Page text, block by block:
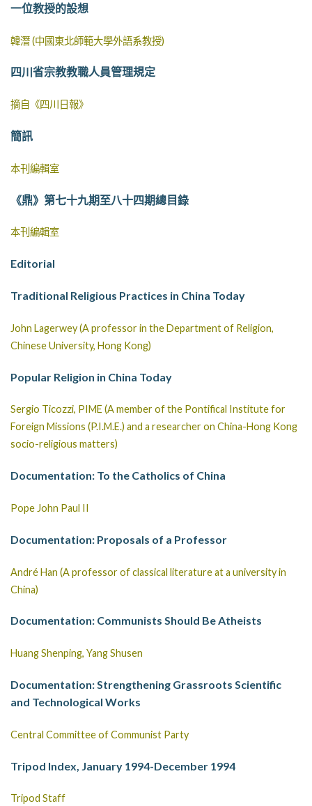
一位教授的設想
韓潛 (中國東北師範大學外語系教授)
四川省宗教教職人員管理規定
摘自《四川日報》
簡訊
本刊編輯室
《鼎》第七十九期至八十四期總目錄
本刊編輯室
Editorial
Traditional Religious Practices in China Today
John Lagerwey (A professor in the Department of Religion,
Chinese University, Hong Kong)
Popular Religion in China Today
Sergio Ticozzi, PIME (A member of the Pontifical Institute for
Foreign Missions (P.I.M.E.) and a researcher on China-Hong Kong
socio-religious matters)
Documentation: To the Catholics of China
Pope John Paul II
Documentation: Proposals of a Professor
André Han (A professor of classical literature at a university in
China)
Documentation: Communists Should Be Atheists
Huang Shenping, Yang Shusen
Documentation: Strengthening Grassroots Scientific
and Technological Works
Central Committee of Communist Party
Tripod Index, January 1994-December 1994
Tripod Staff